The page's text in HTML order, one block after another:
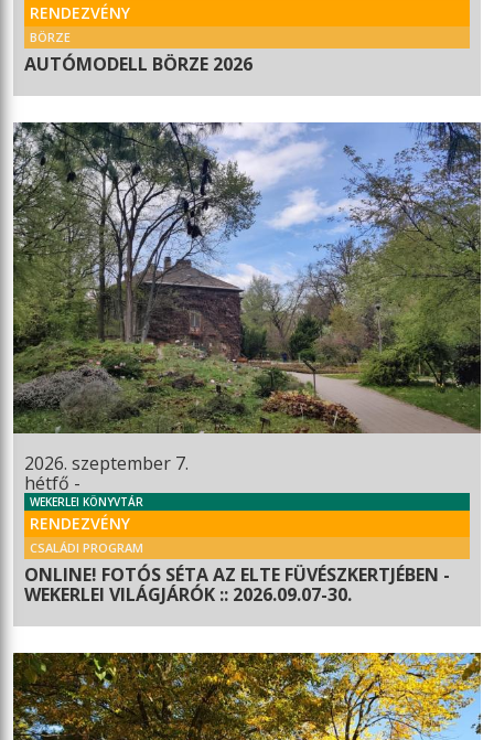
RENDEZVÉNY
BÖRZE
AUTÓMODELL BÖRZE 2026
2026. szeptember 7.
hétfő -
WEKERLEI KÖNYVTÁR
RENDEZVÉNY
CSALÁDI PROGRAM
ONLINE! FOTÓS SÉTA AZ ELTE FÜVÉSZKERTJÉBEN -
WEKERLEI VILÁGJÁRÓK :: 2026.09.07-30.